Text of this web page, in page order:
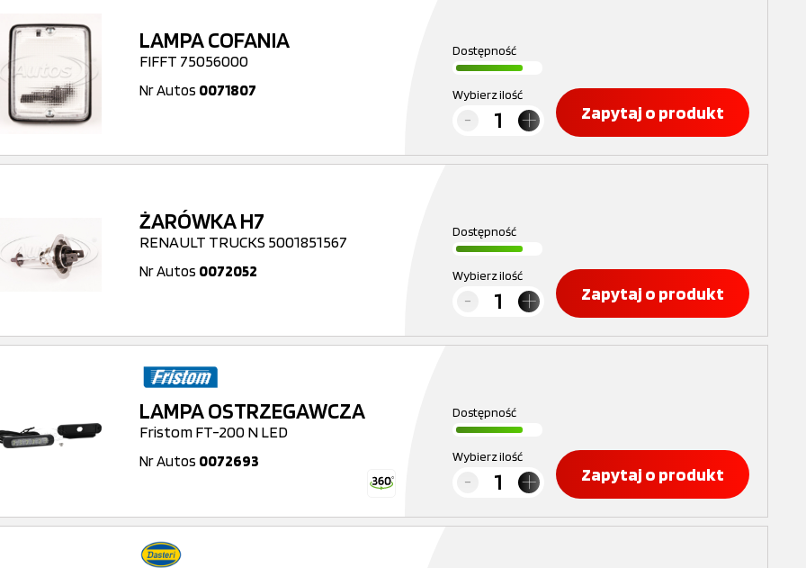
LAMPA COFANIA
FIFFT 75056000
Nr Autos 0071807
Dostępność
Wybierz ilość
Zapytaj o produkt
ŻARÓWKA H7
RENAULT TRUCKS 5001851567
Nr Autos 0072052
Dostępność
Wybierz ilość
Zapytaj o produkt
LAMPA OSTRZEGAWCZA
Fristom FT-200 N LED
Nr Autos 0072693
Dostępność
Wybierz ilość
Zapytaj o produkt